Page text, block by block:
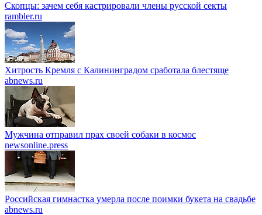
Скопцы: зачем себя кастрировали члены русской секты
rambler.ru
Хитрость Кремля с Калининградом сработала блестяще
abnews.ru
Мужчина отправил прах своей собаки в космос
newsonline.press
Российская гимнастка умерла после поимки букета на свадьбе
abnews.ru